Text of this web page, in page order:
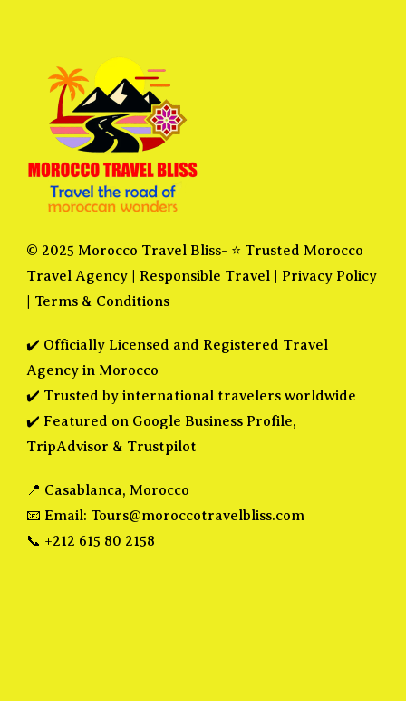
© 2025 Morocco Travel Bliss- ⭐ Trusted Morocco
Travel Agency | Responsible Travel
Privacy Policy
Terms & Conditions
✔️ Officially Licensed and Registered Travel
Agency in Morocco
✔️ Trusted by international travelers worldwide
✔️ Featured on Google Business Profile,
TripAdvisor & Trustpilot
📍 Casablanca, Morocco
📧 Email: Tours@moroccotravelbliss.com
📞 +212 615 80 2158